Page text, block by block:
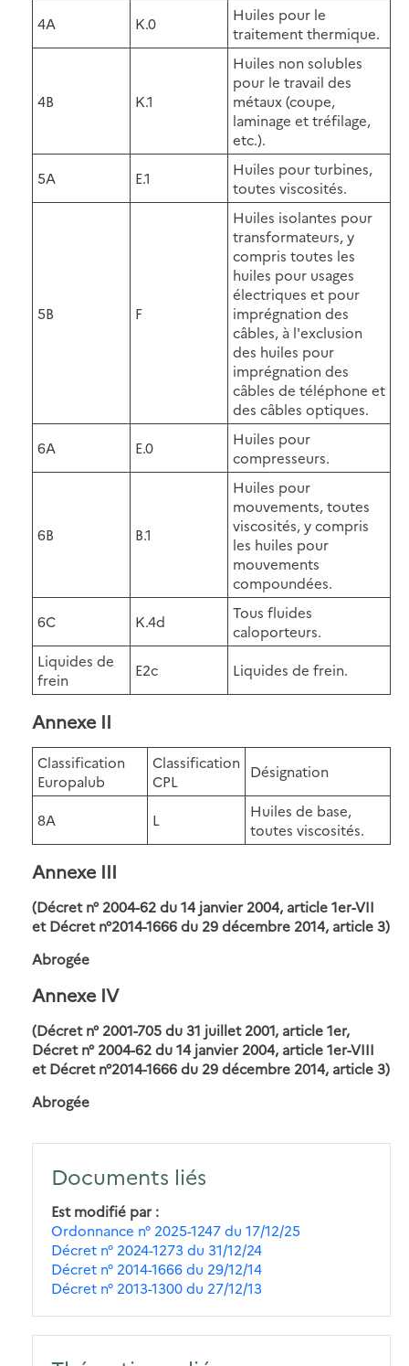
4A
K.0
Huiles pour le
traitement thermique.
4B K.1
Huiles non solubles
pour le travail des
métaux (coupe,
laminage et tréfilage,
etc.).
5A
E.1
Huiles pour turbines,
toutes viscosités.
5B F
Huiles isolantes pour
transformateurs, y
compris toutes les
huiles pour usages
électriques et pour
imprégnation des
câbles, à l'exclusion
des huiles pour
imprégnation des
câbles de téléphone et
des câbles optiques.
6A
E.0
Huiles pour
compresseurs.
6B B.1
Huiles pour
mouvements, toutes
viscosités, y compris
les huiles pour
mouvements
compoundées.
6C
K.4d
Tous fluides
caloporteurs.
Liquides de
frein
E2c Liquides de frein.
Annexe II
Classification
Europalub
Classification
CPL
Désignation
8A L
Huiles de base,
toutes viscosités.
Annexe III
(Décret n° 2004-62 du 14 janvier 2004, article 1er-VII
et Décret n°2014-1666 du 29 décembre 2014, article 3)
Abrogée
Annexe IV
(Décret n° 2001-705 du 31 juillet 2001, article 1er,
Décret n° 2004-62 du 14 janvier 2004, article 1er-VIII
et Décret n°2014-1666 du 29 décembre 2014, article 3)
Abrogée
Documents liés
Est modifié par
Ordonnance n° 2025-1247 du 17/12/25
Décret n° 2024-1273 du 31/12/24
Décret n° 2014-1666 du 29/12/14
Décret n° 2013-1300 du 27/12/13